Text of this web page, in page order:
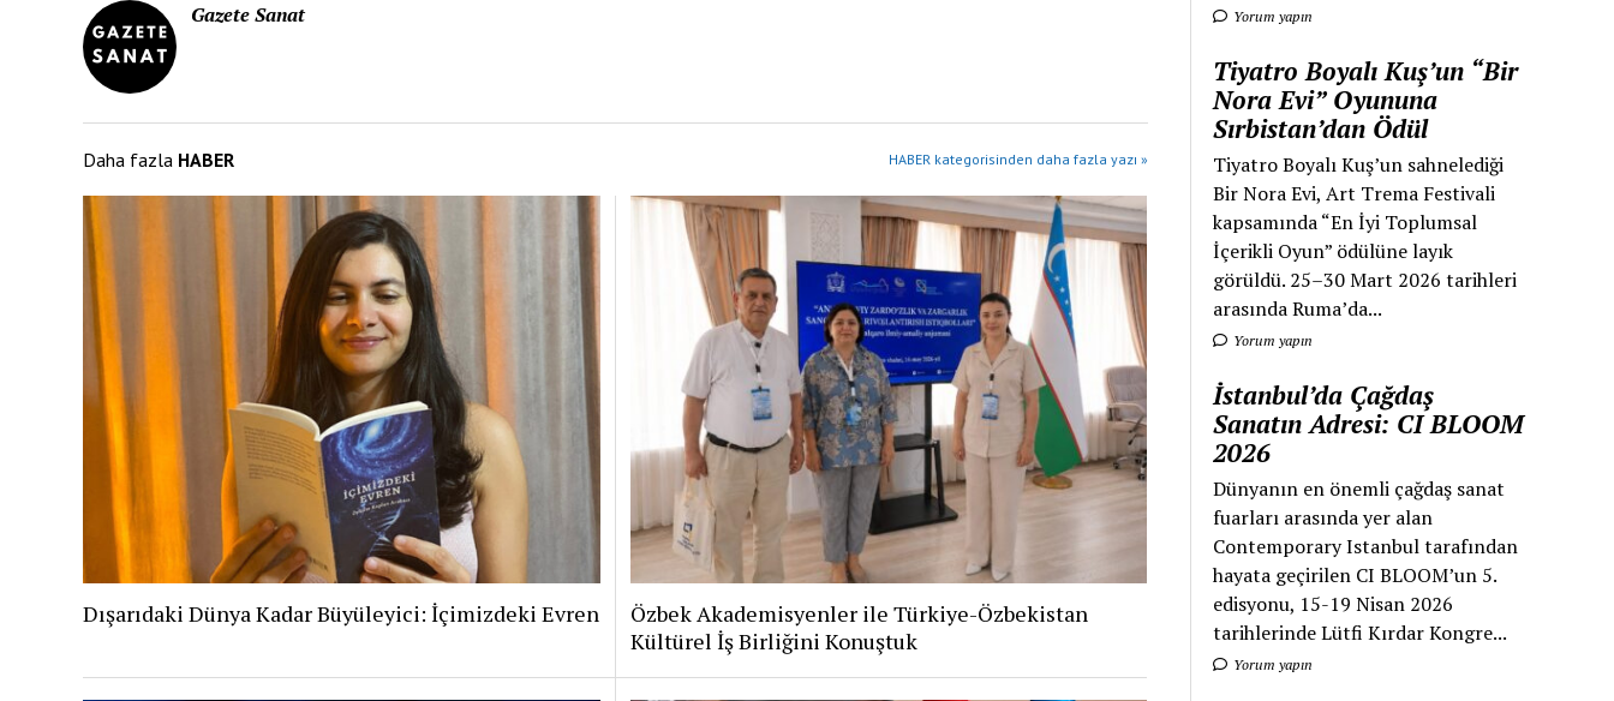
Gazete Sanat
Daha fazla HABER HABER kategorisinden daha fazla yazı »
Dışarıdaki Dünya Kadar Büyüleyici: İçimizdeki Evren
Özbek Akademisyenler ile Türkiye-Özbekistan
Kültürel İş Birliğini Konuştuk
Yorum yapın
Tiyatro Boyalı Kuş’un “Bir
Nora Evi” Oyununa
Sırbistan’dan Ödül
Tiyatro Boyalı Kuş’un sahnelediği
Bir Nora Evi, Art Trema Festivali
kapsamında “En İyi Toplumsal
İçerikli Oyun” ödülüne layık
görüldü. 25–30 Mart 2026 tarihleri
arasında Ruma’da...
Yorum yapın
İstanbul’da Çağdaş
Sanatın Adresi: CI BLOOM
2026
Dünyanın en önemli çağdaş sanat
fuarları arasında yer alan
Contemporary Istanbul tarafından
hayata geçirilen CI BLOOM’un 5.
edisyonu, 15-19 Nisan 2026
tarihlerinde Lütfi Kırdar Kongre...
Yorum yapın